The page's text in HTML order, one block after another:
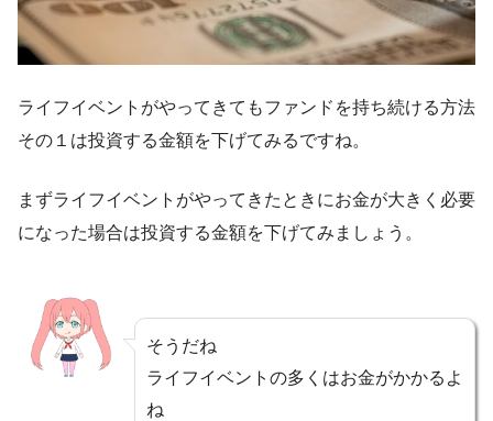
ライフイベントがやってきてもファンドを持ち続ける方法
その１は投資する金額を下げてみるですね。
まずライフイベントがやってきたときにお金が大きく必要
になった場合は投資する金額を下げてみましょう。
そうだね
ライフイベントの多くはお金がかかるよ
ね